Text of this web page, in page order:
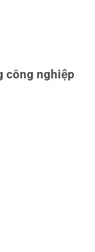
công nghiệp